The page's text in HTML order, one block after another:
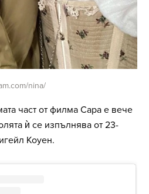
nina/
част от филма Сара е вече
ѝ се изпълнява от 23-
Коуен.